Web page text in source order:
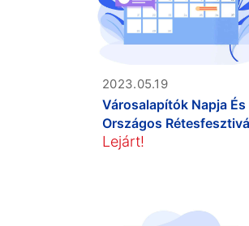
2023.05.19
Városalapítók Napja És
Országos
Lejárt!